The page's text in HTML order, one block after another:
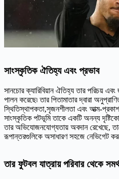
সাংস্কৃতিক ঐতিহ্য এবং প্রভাব
সানচোর ক্যারিবিয়ান ঐতিহ্য তার পরিচয় এবং
পালন করেছে৷ তার পিতামাতার দ্বারা
স্থিতিস্থাপকতা,সৃজনশীলতা এবং আত্ম-
সাংস্কৃতিক পটভূমি তাকে একটি অনন্য
তার অভিযোজনযোগ্যতায় অবদান রেখেছে,
রূপান্তরগুলিকে অসাধারণ সহজে নেভিগেট
তার ফুটবল যাত্রায় পরিবার থেকে